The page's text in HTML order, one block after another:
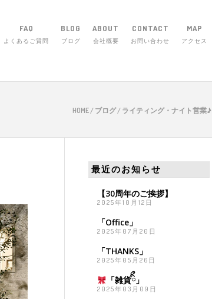
FAQ
よくあるご質問
BLOG
ブログ
ABOUT
会社概要
CONTACT
お問い合わせ
MAP
アクセス
HOME/ ブログ/ ライティング・ナイト営業♪
最近のお知らせ
【30周年のご挨拶】
2025年10月12日
「Office」
2025年07月20日
「THANKS」
2025年05月26日
「雑貨ིྀ」
2025年03月09日